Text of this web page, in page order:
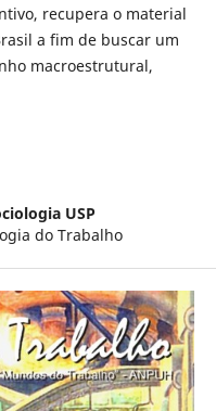
recupera o material
a fim de buscar um
macroestrutural,
USP
do Trabalho